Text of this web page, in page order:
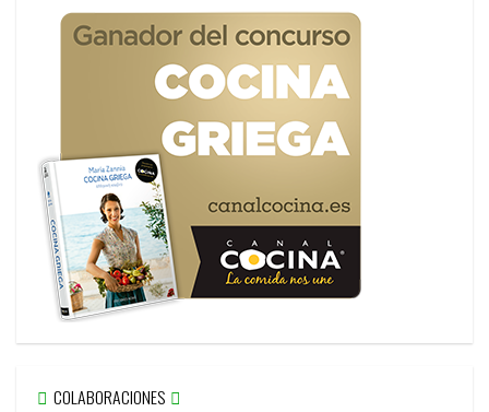
COLABORACIONES